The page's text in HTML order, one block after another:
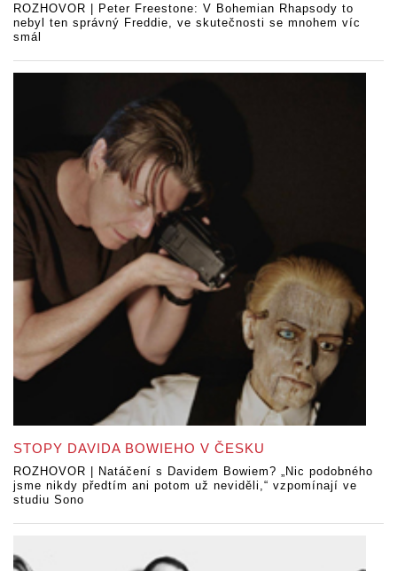
ROZHOVOR | Peter Freestone: V Bohemian Rhapsody to
nebyl ten správný Freddie, ve skutečnosti se mnohem víc
smál
STOPY DAVIDA BOWIEHO V ČESKU
ROZHOVOR | Natáčení s Davidem Bowiem? „Nic podobného
jsme nikdy předtím ani potom už neviděli,“ vzpomínají ve
studiu Sono